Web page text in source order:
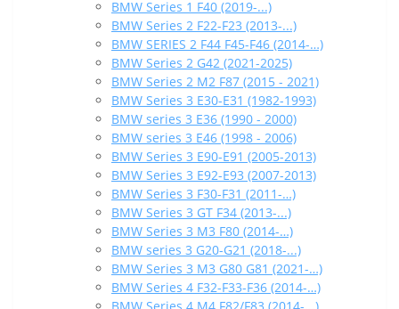
BMW Series 1 F40 (2019-...)
BMW Series 2 F22-F23 (2013-...)
BMW SERIES 2 F44 F45-F46 (2014-…)
BMW Series 2 G42 (2021-2025)
BMW Series 2 M2 F87 (2015 - 2021)
BMW Series 3 E30-E31 (1982-1993)
BMW series 3 E36 (1990 - 2000)
BMW series 3 E46 (1998 - 2006)
BMW Series 3 E90-E91 (2005-2013)
BMW Series 3 E92-E93 (2007-2013)
BMW Series 3 F30-F31 (2011-…)
BMW Series 3 GT F34 (2013-...)
BMW Series 3 M3 F80 (2014-…)
BMW series 3 G20-G21 (2018-...)
BMW Series 3 M3 G80 G81 (2021-…)
BMW Series 4 F32-F33-F36 (2014-…)